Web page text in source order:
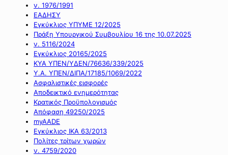
ν. 1976/1991
ΕΑΔΗΣΥ
Εγκύκλιος ΥΠΥΜΕ 12/2025
Πράξη Υπουργικού Συμβουλίου 16 της 10.07.2025
ν. 5116/2024
Εγκύκλιος 20165/2025
ΚΥΑ ΥΠΕΝ/ΥΔΕΝ/76636/339/2025
Υ.Α. ΥΠΕΝ/ΔΙΠΑ/17185/1069/2022
Ασφαλιστικές εισφορές
Αποδεικτικό ενημερότητας
Κρατικός Προϋπολογισμός
Απόφαση 49250/2025
myAADE
Εγκύκλιος ΙΚΑ 63/2013
Πολίτες τρίτων χωρών
ν. 4759/2020